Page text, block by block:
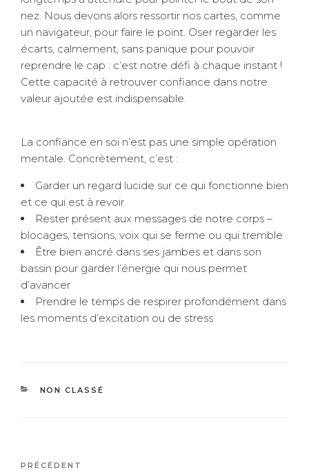
nez. Nous devons alors ressortir nos cartes, comme
un navigateur, pour faire le point. Oser regarder les
écarts, calmement, sans panique pour pouvoir
reprendre le cap : c’est notre défi à chaque instant !
Cette capacité à retrouver confiance dans notre
valeur ajoutée est indispensable.
La confiance en soi n’est pas une simple opération
mentale. Concrètement, c’est :
Garder un regard lucide sur ce qui fonctionne bien
et ce qui est à revoir
Rester présent aux messages de notre corps –
blocages, tensions, voix qui se ferme ou qui tremble
Être bien ancré dans ses jambes et dans son
bassin pour garder l’énergie qui nous permet
d’avancer
Prendre le temps de respirer profondément dans
les moments d’excitation ou de stress
CATÉGORIES
NON CLASSÉ
Navigation
Article
PRÉCÉDENT